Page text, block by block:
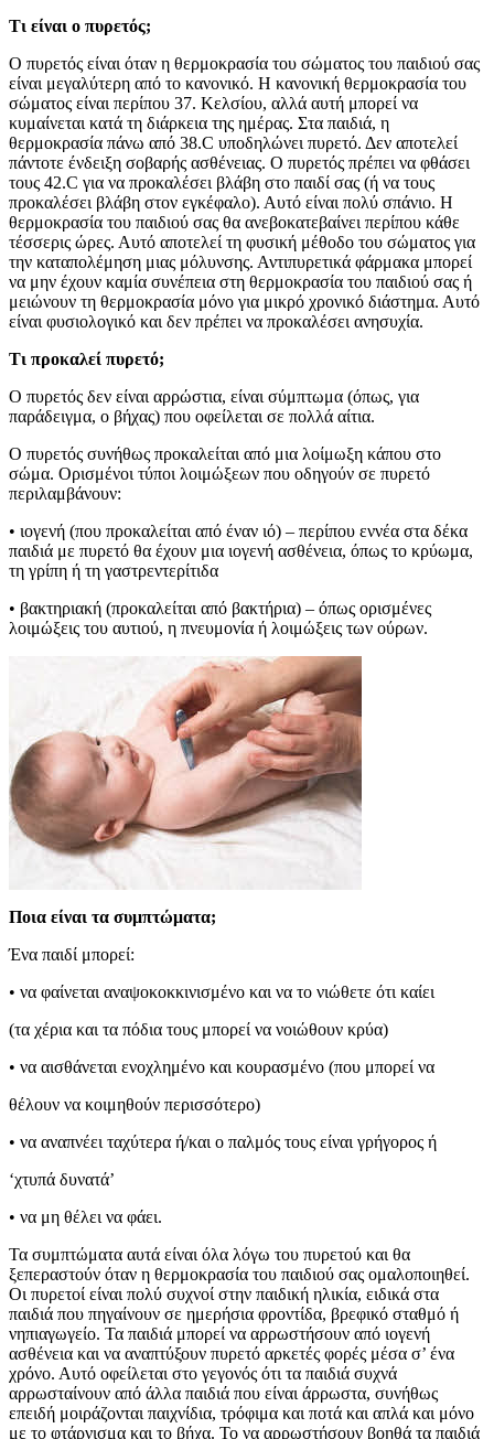
Τι είναι ο πυρετός;
Ο πυρετός είναι όταν η θερμοκρασία του σώματος του παιδιού σας
είναι μεγαλύτερη από το κανονικό. Η κανονική θερμοκρασία του
σώματος είναι περίπου 37. Κελσίου, αλλά αυτή μπορεί να
κυμαίνεται κατά τη διάρκεια της ημέρας. Στα παιδιά, η
θερμοκρασία πάνω από 38.C υποδηλώνει πυρετό. Δεν αποτελεί
πάντοτε ένδειξη σοβαρής ασθένειας. Ο πυρετός πρέπει να φθάσει
τους 42.C για να προκαλέσει βλάβη στο παιδί σας (ή να τους
προκαλέσει βλάβη στον εγκέφαλο). Αυτό είναι πολύ σπάνιο. Η
θερμοκρασία του παιδιού σας θα ανεβοκατεβαίνει περίπου κάθε
τέσσερις ώρες. Αυτό αποτελεί τη φυσική μέθοδο του σώματος για
την καταπολέμηση μιας μόλυνσης. Αντιπυρετικά φάρμακα μπορεί
να μην έχουν καμία συνέπεια στη θερμοκρασία του παιδιού σας ή
μειώνουν τη θερμοκρασία μόνο για μικρό χρονικό διάστημα. Αυτό
είναι φυσιολογικό και δεν πρέπει να προκαλέσει ανησυχία.
Τι προκαλεί πυρετό;
Ο πυρετός δεν είναι αρρώστια, είναι σύμπτωμα (όπως, για
παράδειγμα, ο βήχας) που οφείλεται σε πολλά αίτια.
Ο πυρετός συνήθως προκαλείται από μια λοίμωξη κάπου στο
σώμα. Ορισμένοι τύποι λοιμώξεων που οδηγούν σε πυρετό
περιλαμβάνουν:
• ιογενή (που προκαλείται από έναν ιό) – περίπου εννέα στα δέκα
παιδιά με πυρετό θα έχουν μια ιογενή ασθένεια, όπως το κρύωμα,
τη γρίπη ή τη γαστρεντερίτιδα
• βακτηριακή (προκαλείται από βακτήρια) – όπως ορισμένες
λοιμώξεις του αυτιού, η πνευμονία ή λοιμώξεις των ούρων.
Ποια είναι τα συμπτώματα;
Ένα παιδί μπορεί:
• να φαίνεται αναψοκοκκινισμένο και να το νιώθετε ότι καίει
(τα χέρια και τα πόδια τους μπορεί να νοιώθουν κρύα)
• να αισθάνεται ενοχλημένο και κουρασμένο (που μπορεί να
θέλουν να κοιμηθούν περισσότερο)
• να αναπνέει ταχύτερα ή/και ο παλμός τους είναι γρήγορος ή
‘χτυπά δυνατά’
• να μη θέλει να φάει.
Τα συμπτώματα αυτά είναι όλα λόγω του πυρετού και θα
ξεπεραστούν όταν η θερμοκρασία του παιδιού σας ομαλοποιηθεί.
Οι πυρετοί είναι πολύ συχνοί στην παιδική ηλικία, ειδικά στα
παιδιά που πηγαίνουν σε ημερήσια φροντίδα, βρεφικό σταθμό ή
νηπιαγωγείο. Τα παιδιά μπορεί να αρρωστήσουν από ιογενή
ασθένεια και να αναπτύξουν πυρετό αρκετές φορές μέσα σ’ ένα
χρόνο. Αυτό οφείλεται στο γεγονός ότι τα παιδιά συχνά
αρρωσταίνουν από άλλα παιδιά που είναι άρρωστα, συνήθως
επειδή μοιράζονται παιχνίδια, τρόφιμα και ποτά και απλά και μόνο
με το φτάρνισμα και το βήχα. Το να αρρωστήσουν βοηθά τα παιδιά